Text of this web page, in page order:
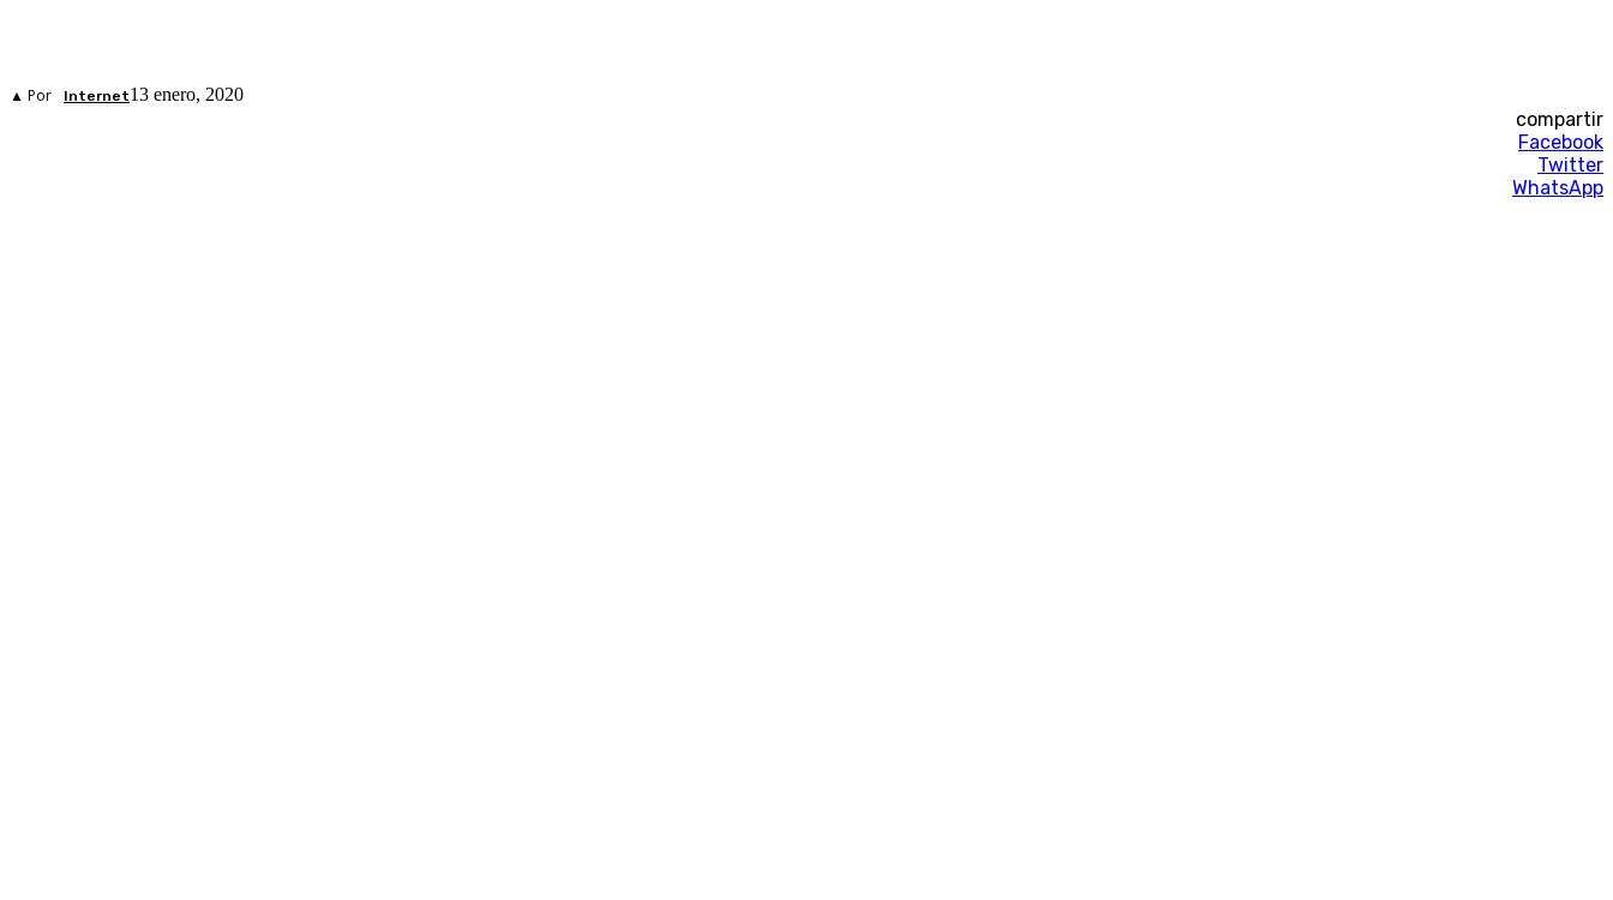
▲ Por Internet13 enero, 2020
compartir
Facebook
Twitter
WhatsApp